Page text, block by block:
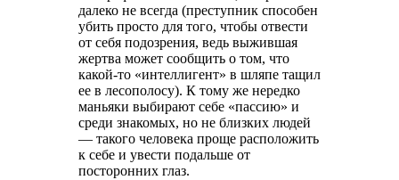
далеко не всегда (преступник способен
убить просто для того, чтобы отвести
от себя подозрения, ведь выжившая
жертва может сообщить о том, что
какой-то «интеллигент» в шляпе тащил
ее в лесополосу). К тому же нередко
маньяки выбирают себе «пассию» и
среди знакомых, но не близких людей
— такого человека проще расположить
к себе и увести подальше от
посторонних глаз.